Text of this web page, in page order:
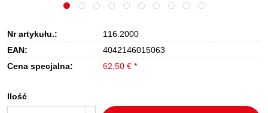
Nr artykułu.:
116.2000
EAN:
4042146015063
Cena specjalna:
62,50 € *
Ilość